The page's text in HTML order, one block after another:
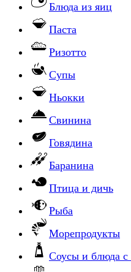
Блюда из яиц
Паста
Ризотто
Супы
Ньокки
Свинина
Говядина
Баранина
Птица и дичь
Рыба
Морепродукты
Соусы и блюда